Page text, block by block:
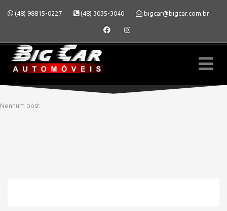
(48) 98815-0227 (48) 3035-3040 bigcar@bigcar.com.br
Nenhum post